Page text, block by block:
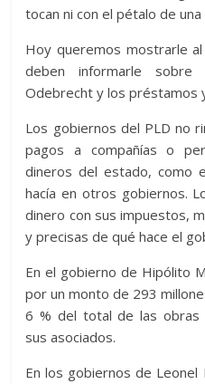
tocan ni con el pétalo de una
Hoy queremos mostrarle
deben informarle sobre
Odebrecht y los préstamos
Los gobiernos del PLD no
pagos a compañías o
dineros del estado, como
hacía en otros gobiernos.
dinero con sus impuestos,
y precisas de qué hace el
En el gobierno de Hipólito
por un monto de 293
6 % del total de las obras
sus asociados.
En los gobiernos de